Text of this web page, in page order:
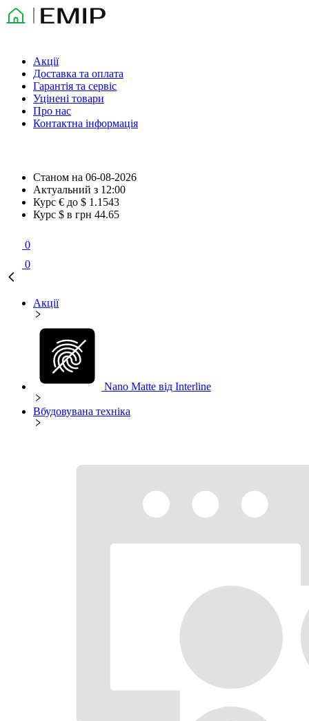
Акції
Доставка та оплата
Гарантія та сервіс
Уцінені товари
Про нас
Контактна інформація
Станом на 06-08-2026
Актуальний з 12:00
Курс € до $ 1.1543
Курс $ в грн 44.65
0
0
Акції
Nano Matte від Interline
Вбудовувана техніка